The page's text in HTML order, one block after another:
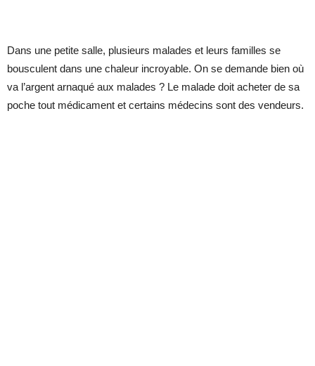
Dans une petite salle, plusieurs malades et leurs familles se
bousculent dans une chaleur incroyable. On se demande bien où
va l’argent arnaqué aux malades ? Le malade doit acheter de sa
poche tout médicament et certains médecins sont des vendeurs.